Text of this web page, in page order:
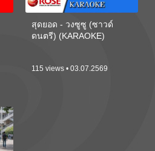
สุดยอด - วงซูซู (ซาวด์
ดนตรี) (KARAOKE)
115 views • 03.07.2569